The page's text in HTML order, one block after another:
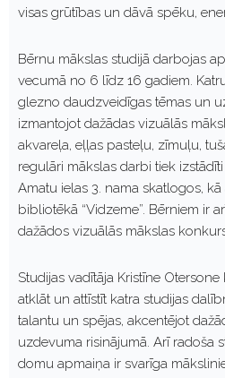
visas grūtības un dāvā spēku,
Bērnu mākslas studijā darbojas
vecumā no 6 līdz 16 gadiem.
glezno daudzveidīgas tēmas un
izmantojot dažādas vizuālās
akvareļa, eļļas pasteļu, zīmuļu,
regulāri mākslas darbi tiek
Amatu ielas 3. nama skatlogos,
bibliotēkā “Vidzeme”. Bērniem ir
dažādos vizuālās mākslas
Studijas vadītāja Kristīne
atklāt un attīstīt katra studijas
talantu un spējas, akcentējot
uzdevuma risinājumā. Arī radoša
domu apmaiņa ir svarīga